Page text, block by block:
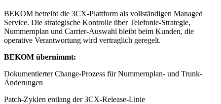
BEKOM betreibt die 3CX-Plattform als vollständigen Managed
Service. Die strategische Kontrolle über Telefonie-Strategie,
Nummernplan und Carrier-Auswahl bleibt beim Kunden, die
operative Verantwortung wird vertraglich geregelt.
BEKOM übernimmt:
Dokumentierter Change-Prozess für Nummernplan- und Trunk-
Änderungen
Patch-Zyklen entlang der 3CX-Release-Linie